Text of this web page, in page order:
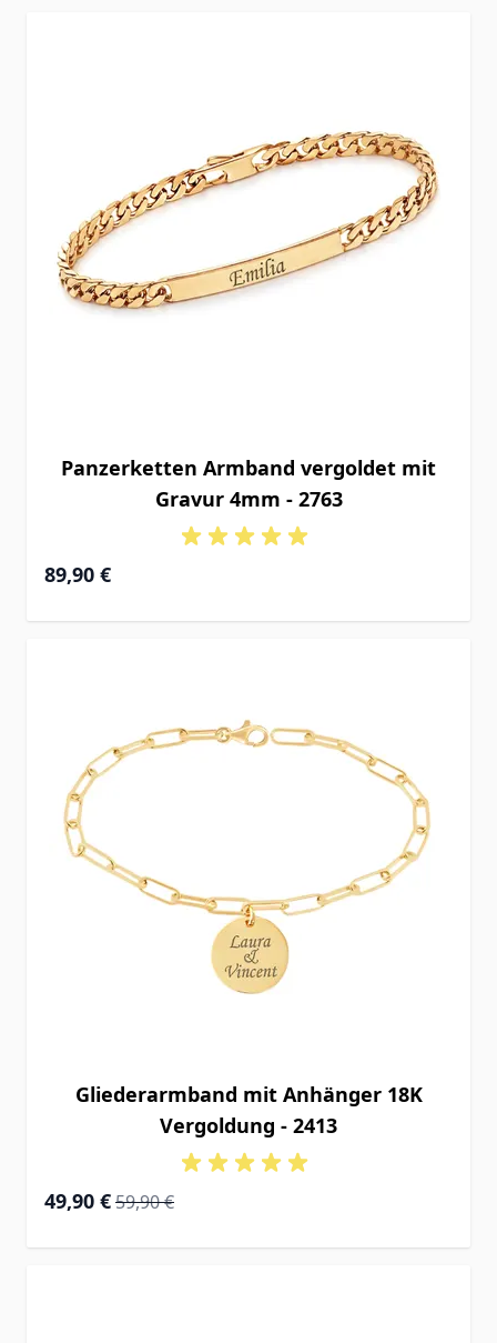
Panzerketten Armband vergoldet mit
Gravur 4mm - 2763
89,90 €
Gliederarmband mit Anhänger 18K
Vergoldung - 2413
Special Price
49,90 € Regular Price
59,90 €